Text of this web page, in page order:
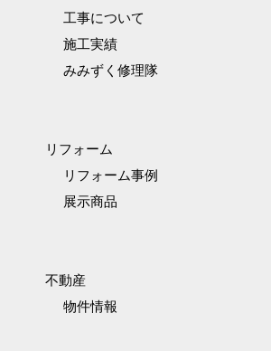
工事について
施工実績
みみずく修理隊
リフォーム
リフォーム事例
展示商品
不動産
物件情報